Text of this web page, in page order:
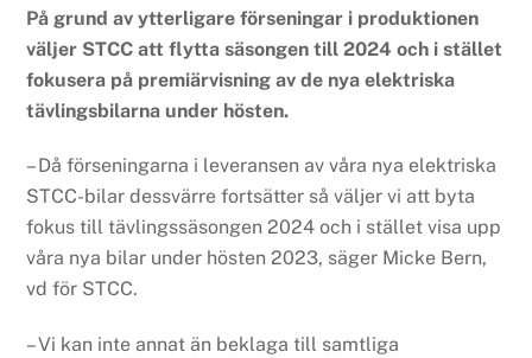
På grund av ytterligare förseningar i produktionen
väljer STCC att flytta säsongen till 2024 och i stället
fokusera på premiärvisning av de nya elektriska
tävlingsbilarna under hösten.
– Då förseningarna i leveransen av våra nya elektriska
STCC-bilar dessvärre fortsätter så väljer vi att byta
fokus till tävlingssäsongen 2024 och i stället visa upp
våra nya bilar under hösten 2023, säger Micke Bern,
vd för STCC.
– Vi kan inte annat än beklaga till samtliga